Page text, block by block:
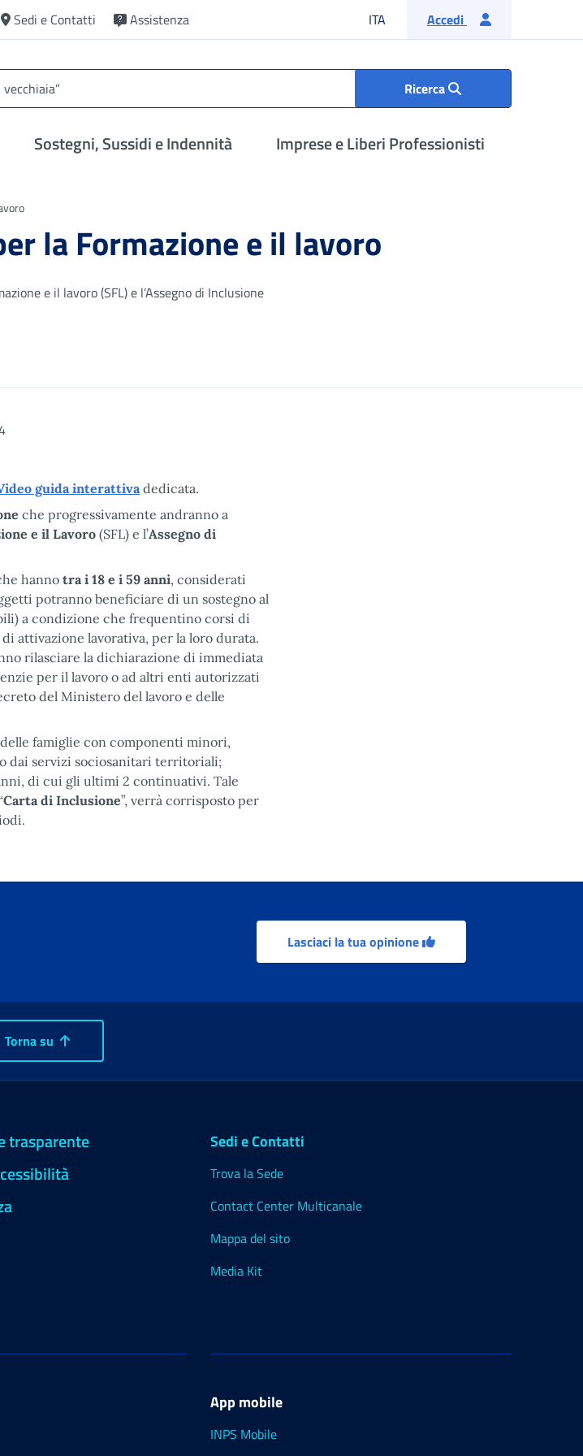
Sedi e Contatti Assistenza ITA Lingua italiana
Accedi
Ricerca
Sostegni, Sussidi e Indennità Imprese e Liberi Professionisti
la Formazione e il lavoro
e il lavoro (SFL) e l’Assegno di Inclusione
guida interattivadedicata.
che progressivamente andranno a
e il Lavoro (SFL) e l’Assegno di
hannotra i 18 e i 59 anni, considerati
potranno beneficiare di un sostegno al
a condizione che frequentino corsi di
attivazione lavorativa, per la loro durata.
rilasciare la dichiarazione di immediata
per il lavoro o ad altri enti autorizzati
del Ministero del lavoro e delle
delle famiglie con componenti minori,
dai servizi sociosanitari territoriali;
di cui gli ultimi 2 continuativi. Tale
Carta di Inclusione”, verrà corrisposto per
Lasciaci la tua opinione
Torna su
trasparente
Sedi e Contatti
Trova la Sede
Contact Center Multicanale
Mappa del sito
Media Kit
App mobile
INPS Mobile